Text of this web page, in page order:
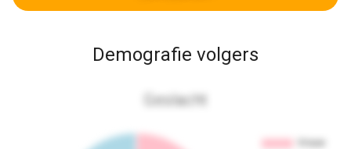
Demografie volgers
Geslacht